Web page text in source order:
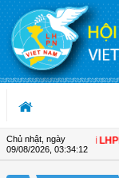
Truy cập nội dung luôn
Chủ nhật, ngày
09/08/2026, 03:34:14
| Hội LHPN xã Tam